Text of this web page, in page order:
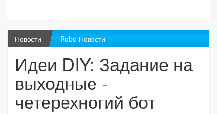
Новости Robo-Новости
Идеи DIY: Задание на
выходные -
четерехногий бот